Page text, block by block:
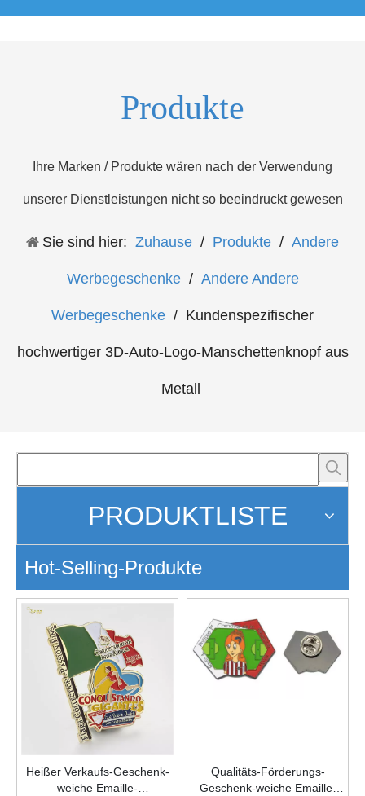
Produkte
Ihre Marken / Produkte wären nach der Verwendung
unserer Dienstleistungen nicht so beeindruckt gewesen
Sie sind hier: Zuhause / Produkte / Andere
Werbegeschenke / Andere Andere
Werbegeschenke / Kundenspezifischer
hochwertiger 3D-Auto-Logo-Manschettenknopf aus
Metall
PRODUKTLISTE
Hot-Selling-Produkte
Heißer Verkaufs-Geschenk-
weiche Emaille-
Qualitäts-Förderungs-
Geschenk-weiche Emaille-